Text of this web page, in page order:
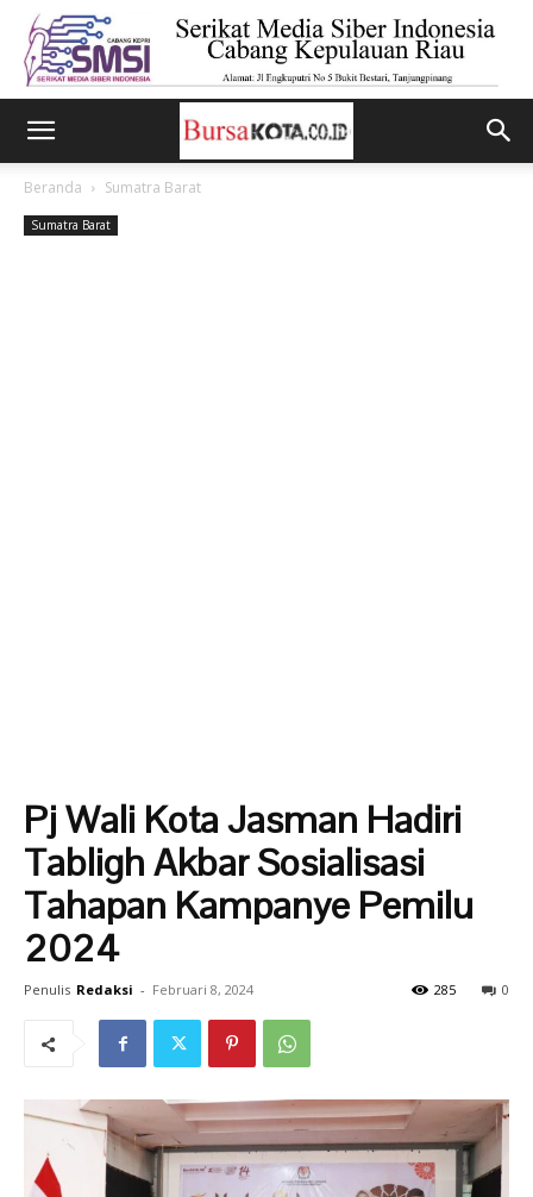
Beranda Sumatra Barat
Sumatra Barat
Pj Wali Kota Jasman Hadiri
Tabligh Akbar Sosialisasi
Tahapan Kampanye Pemilu
2024
Penulis Redaksi - Februari 8, 2024 0
285